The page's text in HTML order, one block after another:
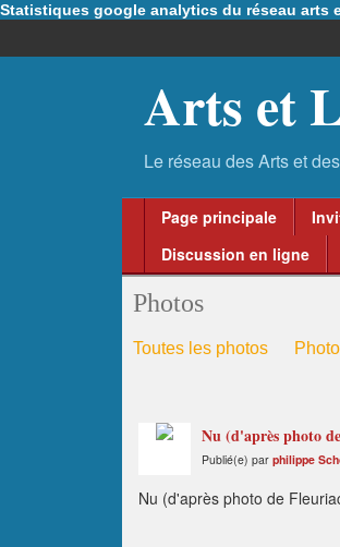
Statistiques google analytics du réseau arts
Arts et
Page principale
Discussion en ligne
Photos
Toutes les photos
Nu (d'après photo
Publié(e) par philippe
Nu (d'après photo de